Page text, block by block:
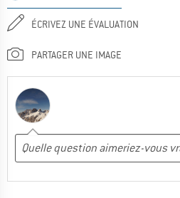
ÉCRIVEZ UNE ÉVALUATION
PARTAGER UNE IMAGE